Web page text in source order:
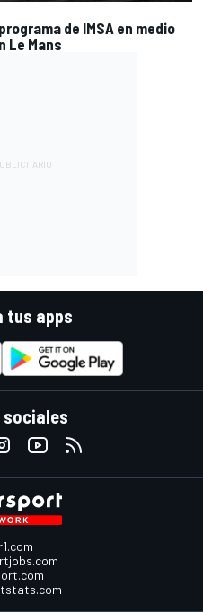
de IMSA en medio
Le Mans
tus apps
sociales